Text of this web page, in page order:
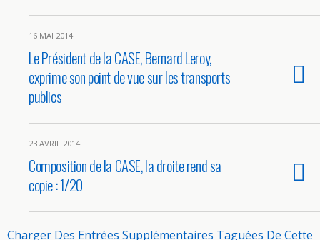
16 MAI 2014
Le Président de la CASE, Bernard Leroy,
exprime son point de vue sur les transports
publics
23 AVRIL 2014
Composition de la CASE, la droite rend sa
copie : 1/20
Charger Des Entrées Supplémentaires Taguées De Cette